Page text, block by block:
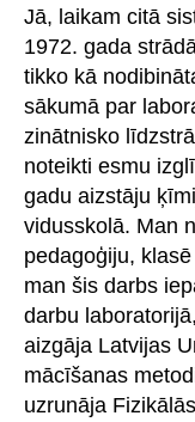
Jā, laikam citā
1972. gada
tikko kā
sākumā par
zinātnisko
noteikti esmu
gadu aizstāju
vidusskolā. Man
pedagoģiju,
man šis darbs
darbu
aizgāja Latvijas
mācīšanas
uzrunāja